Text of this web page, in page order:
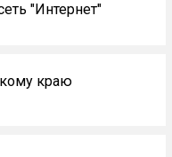
"Интернет"
краю